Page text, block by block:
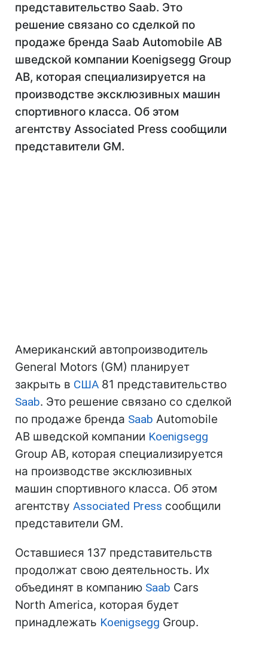
представительство Saab. Это
решение связано со сделкой по
продаже бренда Saab Automobile AB
шведской компании Koenigsegg Group
AB, которая специализируется на
производстве эксклюзивных машин
спортивного класса. Об этом
агентству Associated Press сообщили
представители GM.
Американский автопроизводитель
General Motors (GM) планирует
закрыть в США 81 представительство
Saab. Это решение связано со сделкой
по продаже бренда Saab Automobile
AB шведской компании Koenigsegg
Group AB, которая специализируется
на производстве эксклюзивных
машин спортивного класса. Об этом
агентству Associated Press сообщили
представители GM.
Оставшиеся 137 представительств
продолжат свою деятельность. Их
объединят в компанию Saab Cars
North America, которая будет
принадлежать Koenigsegg Group.